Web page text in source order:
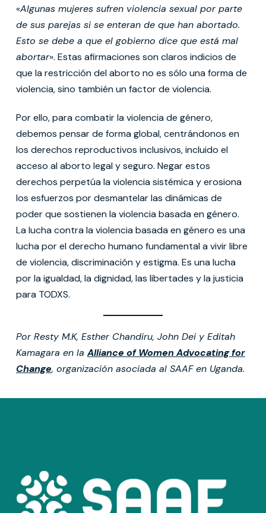
«Algunas mujeres sufren violencia sexual por parte
de sus parejas si se enteran de que han abortado.
Esto se debe a que el gobierno dice que está mal
abortar». Estas afirmaciones son claros indicios de
que la restricción del aborto no es sólo una forma de
violencia, sino también un factor de violencia.
Por ello, para combatir la violencia de género,
debemos pensar de forma global, centrándonos en
los derechos reproductivos inclusivos, incluido el
acceso al aborto legal y seguro. Negar estos
derechos perpetúa la violencia sistémica y erosiona
los esfuerzos por desmantelar las dinámicas de
poder que sostienen la violencia basada en género.
La lucha contra la violencia basada en género es una
lucha por el derecho humano fundamental a vivir libre
de violencia, discriminación y estigma. Es una lucha
por la igualdad, la dignidad, las libertades y la justicia
para TODXS.
Por Resty M.K, Esther Chandiru, John Dei y Editah
Kamagara en laAlliance of Women Advocating for
Change, organización asociada al SAAF en Uganda.